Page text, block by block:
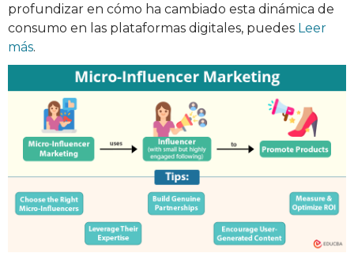
profundizar en cómo ha cambiado esta dinámica de
consumo en las plataformas digitales, puedes Leer
más.